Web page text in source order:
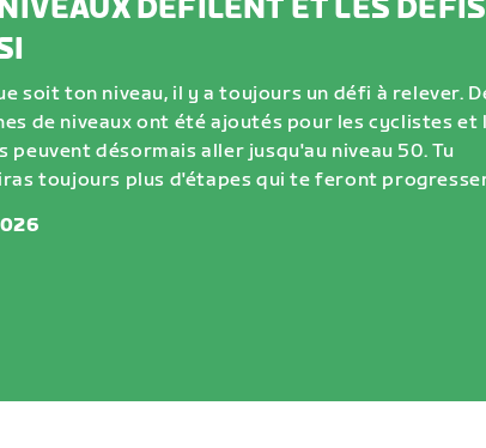
DÉFILENT ET LES DÉFIS
soit ton niveau, il y a toujours un défi à relever.
de niveaux ont été ajoutés pour les cyclistes et
peuvent désormais aller jusqu'au niveau 50. Tu
toujours plus d'étapes qui te feront